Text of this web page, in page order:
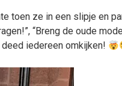
toen ze in een slipje en
“Breng de oude
iedereen omkijken!